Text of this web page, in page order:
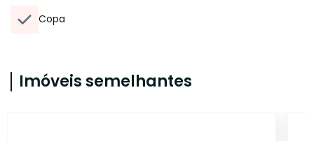
Copa
Imóveis semelhantes